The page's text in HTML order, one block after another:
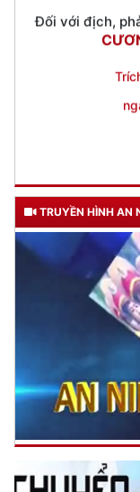
TRUYỀN HÌNH AN